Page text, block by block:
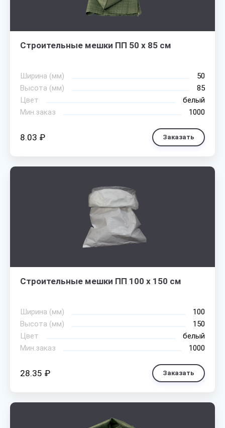
Строительные мешки ПП 50 х 85 см
Ширина (мм)
50
Высота (мм)
85
Цвет
белый
Мин.заказ
1000
8.03 ₽ Заказать
Строительные мешки ПП 100 х 150 см
Ширина (мм)
100
Высота (мм)
150
Цвет
белый
Мин.заказ
1000
28.35 ₽ Заказать